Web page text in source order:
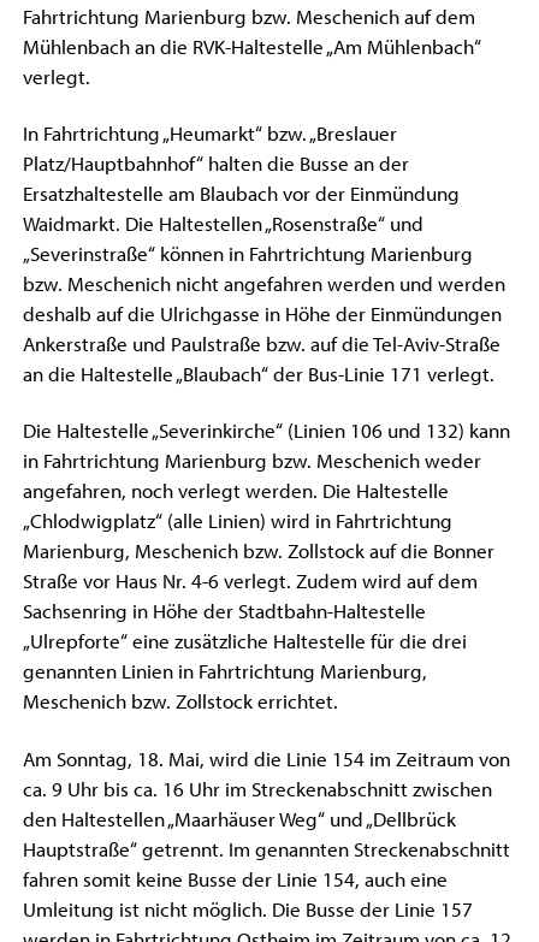
Fahrtrichtung Marienburg bzw. Meschenich auf dem
Mühlenbach an die RVK-Haltestelle „Am Mühlenbach“
verlegt.
In Fahrtrichtung „Heumarkt“ bzw. „Breslauer
Platz/Hauptbahnhof“ halten die Busse an der
Ersatzhaltestelle am Blaubach vor der Einmündung
Waidmarkt. Die Haltestellen „Rosenstraße“ und
„Severinstraße“ können in Fahrtrichtung Marienburg
bzw. Meschenich nicht angefahren werden und werden
deshalb auf die Ulrichgasse in Höhe der Einmündungen
Ankerstraße und Paulstraße bzw. auf die Tel-Aviv-Straße
an die Haltestelle „Blaubach“ der Bus-Linie 171 verlegt.
Die Haltestelle „Severinkirche“ (Linien 106 und 132) kann
in Fahrtrichtung Marienburg bzw. Meschenich weder
angefahren, noch verlegt werden. Die Haltestelle
„Chlodwigplatz“ (alle Linien) wird in Fahrtrichtung
Marienburg, Meschenich bzw. Zollstock auf die Bonner
Straße vor Haus Nr. 4-6 verlegt. Zudem wird auf dem
Sachsenring in Höhe der Stadtbahn-Haltestelle
„Ulrepforte“ eine zusätzliche Haltestelle für die drei
genannten Linien in Fahrtrichtung Marienburg,
Meschenich bzw. Zollstock errichtet.
Am Sonntag, 18. Mai, wird die Linie 154 im Zeitraum von
ca. 9 Uhr bis ca. 16 Uhr im Streckenabschnitt zwischen
den Haltestellen „Maarhäuser Weg“ und „Dellbrück
Hauptstraße“ getrennt. Im genannten Streckenabschnitt
fahren somit keine Busse der Linie 154, auch eine
Umleitung ist nicht möglich. Die Busse der Linie 157